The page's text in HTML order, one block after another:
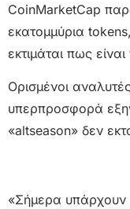
CoinMarketCap
εκατομμύρια
εκτιμάται πως
Ορισμένοι
υπερπροσφορά
«altseason» δεν
«Σήμερα